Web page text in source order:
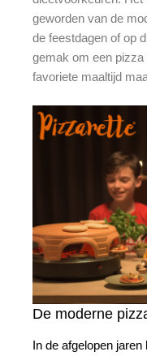
geworden van de
de feestdagen of op
gemak om een pizza
favoriete maaltijd
De moderne
In de afgelopen